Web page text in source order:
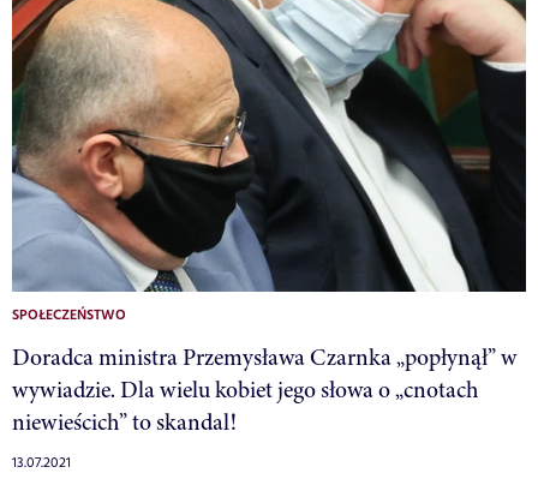
SPOŁECZEŃSTWO
Doradca ministra Przemysława Czarnka „popłynął” w
wywiadzie. Dla wielu kobiet jego słowa o „cnotach
niewieścich” to skandal!
13.07.2021